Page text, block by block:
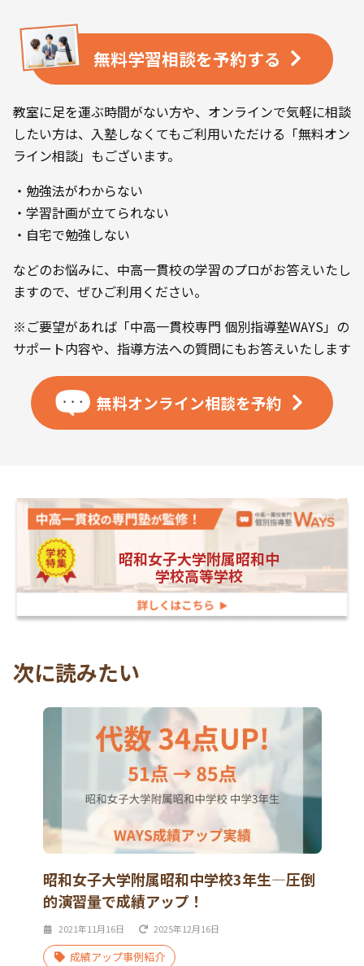
無料学習相談を予約する
教室に足を運ぶ時間がない方や、オンラインで気軽に相談
したい方は、入塾しなくてもご利用いただける「無料オン
ライン相談」もございます。
・勉強法がわからない
・学習計画が立てられない
・自宅で勉強しない
などのお悩みに、中高一貫校の学習のプロがお答えいたし
ますので、ぜひご利用ください。
※ご要望があれば「中高一貫校専門 個別指導塾WAYS」の
サポート内容や、指導方法への質問にもお答えいたします
無料オンライン相談を予約
昭和女子大学附属昭和中
学校高等学校
次に読みたい
昭和女子大学附属昭和中学校3年生―圧倒
的演習量で成績アップ！
2021年11月16日 2025年12月16日
成績アップ事例紹介